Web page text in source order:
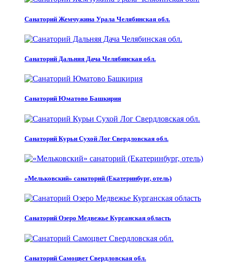
Санаторий Жемчужина Урала Челябинская обл.
Санаторий Дальняя Дача Челябинская обл.
Санаторий Юматово Башкирия
Санаторий Курьи Сухой Лог Свердловская обл.
«Мельковский» санаторий (Екатеринбург, отель)
Санаторий Озеро Медвежье Курганская область
Санаторий Самоцвет Свердловская обл.